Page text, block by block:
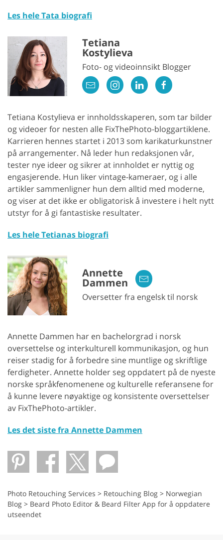
Les hele Tata biografi
Tetiana
Kostylieva
Foto- og videoinnsikt Blogger
Tetiana Kostylieva er innholdsskaperen, som tar bilder
og videoer for nesten alle FixThePhoto-bloggartiklene.
Karrieren hennes startet i 2013 som karikaturkunstner
på arrangementer. Nå leder hun redaksjonen vår,
tester nye ideer og sikrer at innholdet er nyttig og
engasjerende. Hun liker vintage-kameraer, og i alle
artikler sammenligner hun dem alltid med moderne,
og viser at det ikke er obligatorisk å investere i helt nytt
utstyr for å gi fantastiske resultater.
Les hele Tetianas biografi
Annette
Dammen
Oversetter fra engelsk til norsk
Annette Dammen har en bachelorgrad i norsk
oversettelse og interkulturell kommunikasjon, og hun
reiser stadig for å forbedre sine muntlige og skriftlige
ferdigheter. Annette holder seg oppdatert på de nyeste
norske språkfenomenene og kulturelle referansene for
å kunne levere nøyaktige og konsistente oversettelser
av FixThePhoto-artikler.
Les det siste fra Annette Dammen
Photo Retouching Services > Retouching Blog > Norwegian
Blog > Beard Photo Editor & Beard Filter App for å oppdatere
utseendet